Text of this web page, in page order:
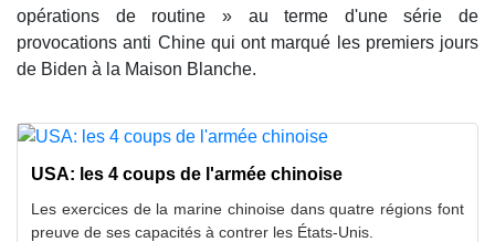
opérations de routine » au terme d'une série de
provocations anti Chine qui ont marqué les premiers jours
de Biden à la Maison Blanche.
USA: les 4 coups de l'armée chinoise
Les exercices de la marine chinoise dans quatre régions font
preuve de ses capacités à contrer les États-Unis.